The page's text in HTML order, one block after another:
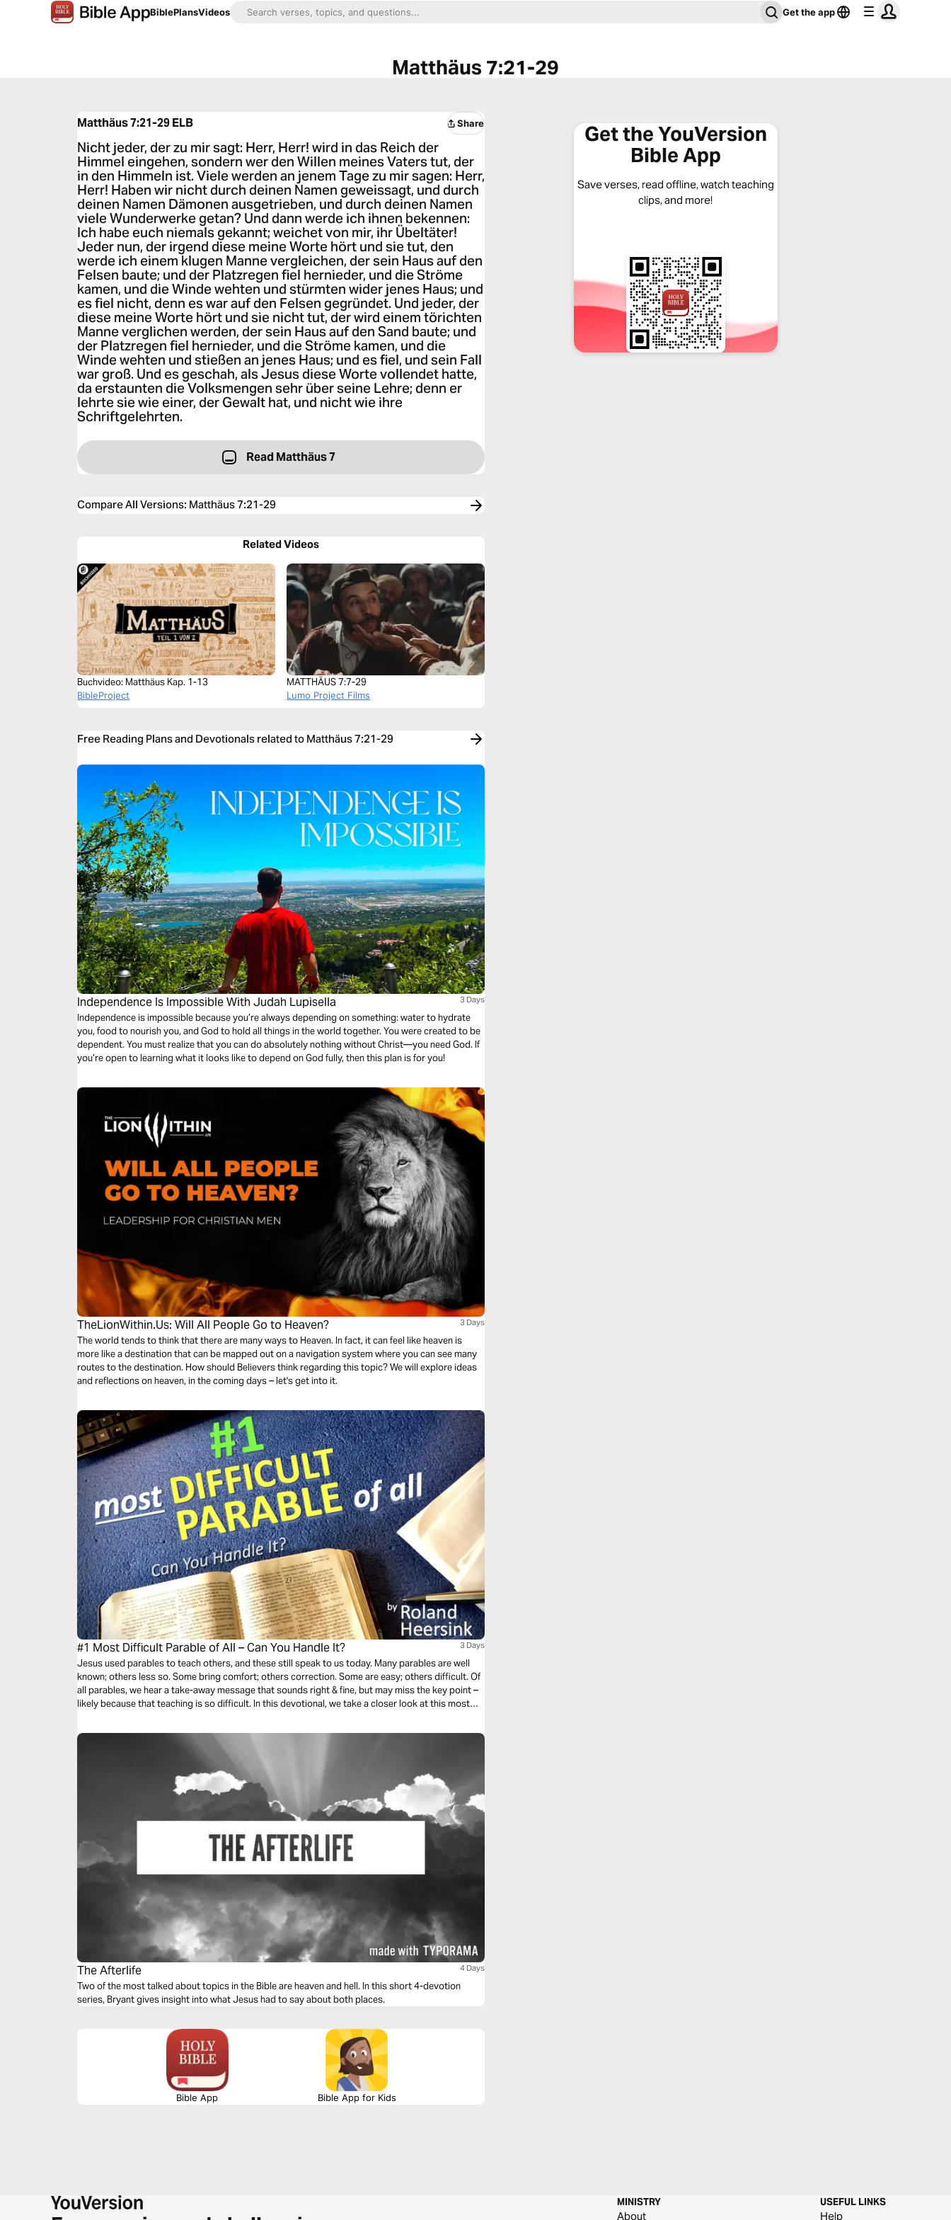
BiblePlansVideos Get the app
Matthäus 7:21-29
Matthäus 7:21-29ELB Share
Nicht jeder, der zu mir sagt: Herr, Herr! wird in das Reich der
Himmel eingehen, sondern wer den Willen meines Vaters tut, der
in den Himmeln ist. Viele werden an jenem Tage zu mir sagen: Herr,
Herr! Haben wir nicht durch deinen Namen geweissagt, und durch
deinen Namen Dämonen ausgetrieben, und durch deinen Namen
viele Wunderwerke getan? Und dann werde ich ihnen bekennen:
Ich habe euch niemals gekannt; weichet von mir, ihr Übeltäter!
Jeder nun, der irgend diese meine Worte hört und sie tut, den
werde ich einem klugen Manne vergleichen, der sein Haus auf den
Felsen baute; und der Platzregen fiel hernieder, und die Ströme
kamen, und die Winde wehten und stürmten wider jenes Haus; und
es fiel nicht, denn es war auf den Felsen gegründet. Und jeder, der
diese meine Worte hört und sie nicht tut, der wird einem törichten
Manne verglichen werden, der sein Haus auf den Sand baute; und
der Platzregen fiel hernieder, und die Ströme kamen, und die
Winde wehten und stießen an jenes Haus; und es fiel, und sein Fall
war groß. Und es geschah, als Jesus diese Worte vollendet hatte,
da erstaunten die Volksmengen sehr über seine Lehre; denn er
lehrte sie wie einer, der Gewalt hat, und nicht wie ihre
Schriftgelehrten.
Read Matthäus 7
Compare All Versions: Matthäus 7:21-29
Related Videos
Buchvideo: Matthäus Kap. 1-13
BibleProject
MATTHÄUS 7:7-29
Lumo Project Films
Free Reading Plans and Devotionals related to Matthäus 7:21-29
Independence Is Impossible With Judah Lupisella 3 Days
Independence is impossible because you’re always depending on something: water to hydrate
you, food to nourish you, and God to hold all things in the world together. You were created to be
dependent. You must realize that you can do absolutely nothing without Christ—you need God. If
you’re open to learning what it looks like to depend on God fully, then this plan is for you!
TheLionWithin.Us: Will All People Go to Heaven? 3 Days
The world tends to think that there are many ways to Heaven. In fact, it can feel like heaven is
more like a destination that can be mapped out on a navigation system where you can see many
routes to the destination. How should Believers think regarding this topic? We will explore ideas
and reflections on heaven, in the coming days – let's get into it.
#1 Most Difficult Parable of All – Can You Handle It? 3 Days
Jesus used parables to teach others, and these still speak to us today. Many parables are well
known; others less so. Some bring comfort; others correction. Some are easy; others difficult. Of
all parables, we hear a take-away message that sounds right & fine, but may miss the key point –
likely because that teaching is so difficult. In this devotional, we take a closer look at this most
The Afterlife 4 Days
Two of the most talked about topics in the Bible are heaven and hell. In this short 4-devotion
series, Bryant gives insight into what Jesus had to say about both places.
Bible App Bible App for Kids
Get the YouVersion
Bible App
Save verses, read offline, watch teaching
clips, and more!
MINISTRY
About
USEFUL LINKS
Help